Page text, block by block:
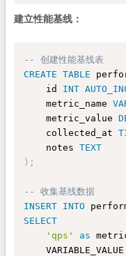
建立性能基线：
-- 创建性能基线表
CREATE TABLE
    id
INT
    metric_name
    metric_value
    collected_at
    notes
TEXT
) ;
-- 收集基线数据
INSERT INTO
SELECT
'qps'
as
    VARIABLE_VALUE